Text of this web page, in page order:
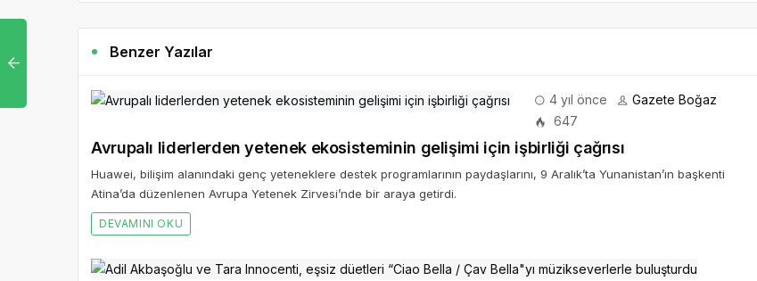
Benzer Yazılar
4 yıl önce
Gazete Boğaz
647
Avrupalı liderlerden yetenek ekosisteminin gelişimi için işbirliği çağrısı
Huawei, bilişim alanındaki genç yeteneklere destek programlarının paydaşlarını, 9 Aralık’ta Yunanistan’ın başkenti
Atina’da düzenlenen Avrupa Yetenek Zirvesi’nde bir araya getirdi.
DEVAMINI OKU